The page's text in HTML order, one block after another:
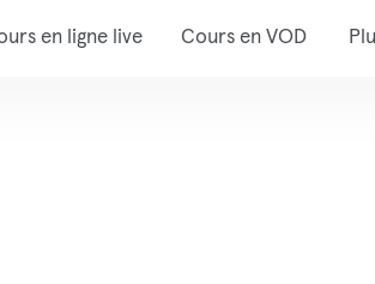
en ligne live Cours en VOD